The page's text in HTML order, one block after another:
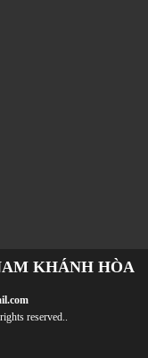
KHÁNH HÒA
reserved..